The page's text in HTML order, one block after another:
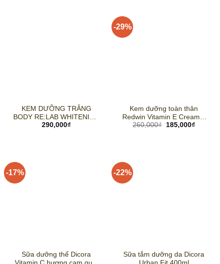
KEM DƯỠNG TRẮNG
BODY RE:LAB WHITENING
BODY LOTION – 200ml
290,000₫
-29%
Kem dưỡng toàn thân
Redwin Vitamin E Cream –
300g
260,000₫
Giá
185,000₫Giá
-17%
Sữa dưỡng thể Dicora
-22%
Sữa tắm dưỡng da Dicora